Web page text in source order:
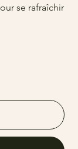
se rafraîchir